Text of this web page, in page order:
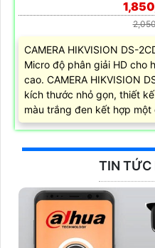
CAMERA HIKVISION DS-
Micro độ phân giải HD cho
cao. CAMERA HIKVISION
kích thước nhỏ gọn, thiết
màu trắng đen kết hợp một
TIN TỨC